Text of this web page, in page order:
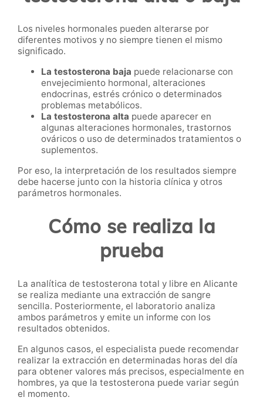
Los niveles hormonales pueden alterarse por
diferentes motivos y no siempre tienen el mismo
significado.
La testosterona baja puede relacionarse con
envejecimiento hormonal, alteraciones
endocrinas, estrés crónico o determinados
problemas metabólicos.
La testosterona alta puede aparecer en
algunas alteraciones hormonales, trastornos
ováricos o uso de determinados tratamientos o
suplementos.
Por eso, la interpretación de los resultados siempre
debe hacerse junto con la historia clínica y otros
parámetros hormonales.
Cómo se realiza la
prueba
La analítica de testosterona total y libre en Alicante
se realiza mediante una extracción de sangre
sencilla. Posteriormente, el laboratorio analiza
ambos parámetros y emite un informe con los
resultados obtenidos.
En algunos casos, el especialista puede recomendar
realizar la extracción en determinadas horas del día
para obtener valores más precisos, especialmente en
hombres, ya que la testosterona puede variar según
el momento.